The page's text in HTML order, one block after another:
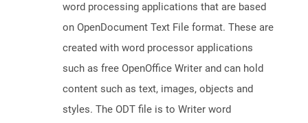
word processing applications that are based
on OpenDocument Text File format. These are
created with word processor applications
such as free OpenOffice Writer and can hold
content such as text, images, objects and
styles. The ODT file is to Writer word